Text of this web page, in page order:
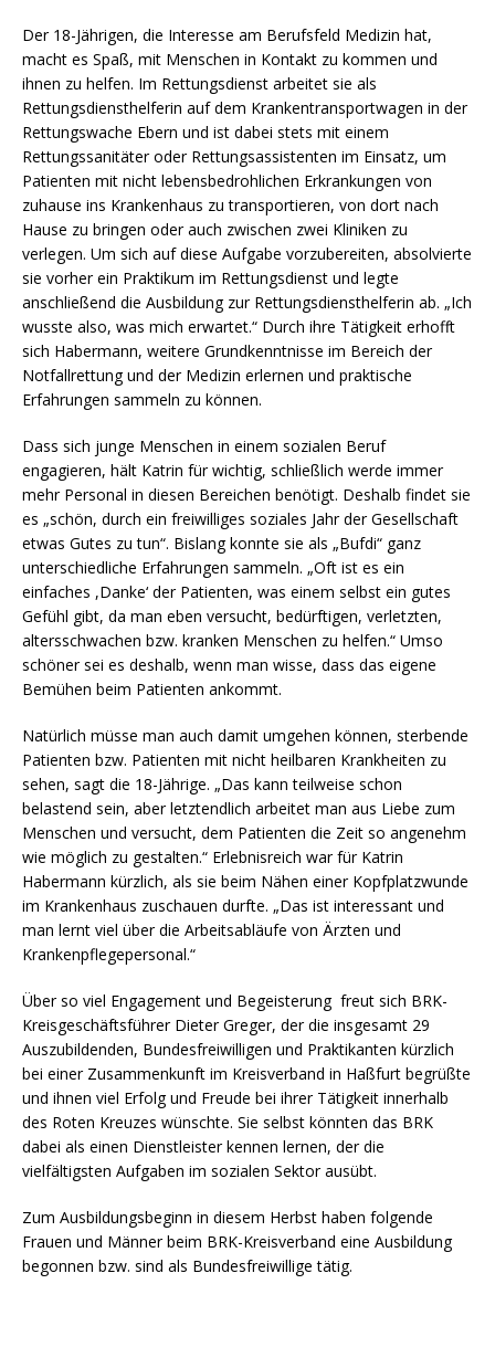
Der 18-Jährigen, die Interesse am Berufsfeld Medizin hat,
macht es Spaß, mit Menschen in Kontakt zu kommen und
ihnen zu helfen. Im Rettungsdienst arbeitet sie als
Rettungsdiensthelferin auf dem Krankentransportwagen in der
Rettungswache Ebern und ist dabei stets mit einem
Rettungssanitäter oder Rettungsassistenten im Einsatz, um
Patienten mit nicht lebensbedrohlichen Erkrankungen von
zuhause ins Krankenhaus zu transportieren, von dort nach
Hause zu bringen oder auch zwischen zwei Kliniken zu
verlegen. Um sich auf diese Aufgabe vorzubereiten, absolvierte
sie vorher ein Praktikum im Rettungsdienst und legte
anschließend die Ausbildung zur Rettungsdiensthelferin ab. „Ich
wusste also, was mich erwartet.“ Durch ihre Tätigkeit erhofft
sich Habermann, weitere Grundkenntnisse im Bereich der
Notfallrettung und der Medizin erlernen und praktische
Erfahrungen sammeln zu können.
Dass sich junge Menschen in einem sozialen Beruf
engagieren, hält Katrin für wichtig, schließlich werde immer
mehr Personal in diesen Bereichen benötigt. Deshalb findet sie
es „schön, durch ein freiwilliges soziales Jahr der Gesellschaft
etwas Gutes zu tun“. Bislang konnte sie als „Bufdi“ ganz
unterschiedliche Erfahrungen sammeln. „Oft ist es ein
einfaches ,Danke‘ der Patienten, was einem selbst ein gutes
Gefühl gibt, da man eben versucht, bedürftigen, verletzten,
altersschwachen bzw. kranken Menschen zu helfen.“ Umso
schöner sei es deshalb, wenn man wisse, dass das eigene
Bemühen beim Patienten ankommt.
Natürlich müsse man auch damit umgehen können, sterbende
Patienten bzw. Patienten mit nicht heilbaren Krankheiten zu
sehen, sagt die 18-Jährige. „Das kann teilweise schon
belastend sein, aber letztendlich arbeitet man aus Liebe zum
Menschen und versucht, dem Patienten die Zeit so angenehm
wie möglich zu gestalten.“ Erlebnisreich war für Katrin
Habermann kürzlich, als sie beim Nähen einer Kopfplatzwunde
im Krankenhaus zuschauen durfte. „Das ist interessant und
man lernt viel über die Arbeitsabläufe von Ärzten und
Krankenpflegepersonal.“
Über so viel Engagement und Begeisterung freut sich BRK-
Kreisgeschäftsführer Dieter Greger, der die insgesamt 29
Auszubildenden, Bundesfreiwilligen und Praktikanten kürzlich
bei einer Zusammenkunft im Kreisverband in Haßfurt begrüßte
und ihnen viel Erfolg und Freude bei ihrer Tätigkeit innerhalb
des Roten Kreuzes wünschte. Sie selbst könnten das BRK
dabei als einen Dienstleister kennen lernen, der die
vielfältigsten Aufgaben im sozialen Sektor ausübt.
Zum Ausbildungsbeginn in diesem Herbst haben folgende
Frauen und Männer beim BRK-Kreisverband eine Ausbildung
begonnen bzw. sind als Bundesfreiwillige tätig.